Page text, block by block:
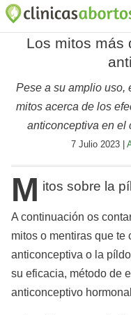
Los mitos más
Pese a su amplio uso,
mitos acerca de los
anticonceptiva en el
7 Julio 2023 |
M itos sobre la
A continuación os
mitos o mentiras que te
anticonceptiva o la
su eficacia, método de
anticonceptivo hormonal